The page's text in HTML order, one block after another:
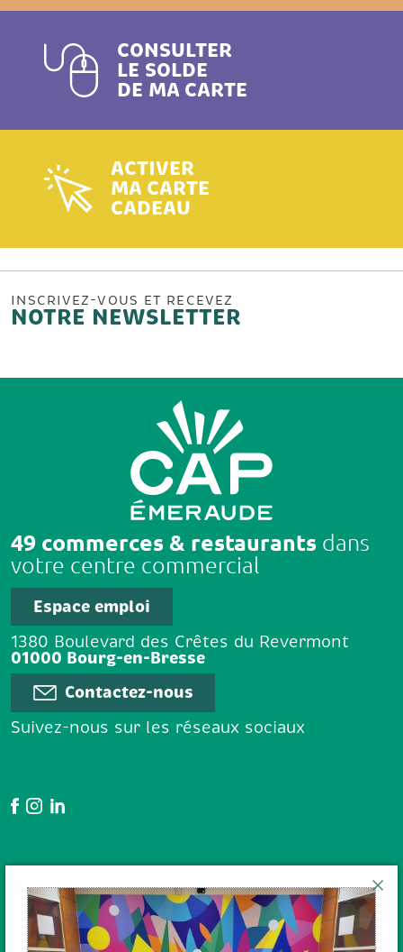
CONSULTER
LE SOLDE
DE MA CARTE
ACTIVER
MA CARTE
CADEAU
INSCRIVEZ-VOUS ET RECEVEZ
NOTRE NEWSLETTER
49 commerces & restaurants dans
votre centre commercial
Espace emploi
1380 Boulevard des Crêtes du Revermont
01000 Bourg-en-Bresse
Contactez-nous
Suivez-nous sur les réseaux sociaux
Google Avis
En poursuivant votre navigation